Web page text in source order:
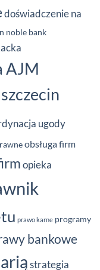
doświadczenie na
noble bank
AJM
ugody
obsługa firm
opieka
prawo karne programy
bankowe
strategia